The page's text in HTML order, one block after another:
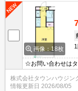
画像：18枚
☆お問い合わせは
決済相談☆オンラ
株式会社タウンハウジン
情報更新日 2026/08/05